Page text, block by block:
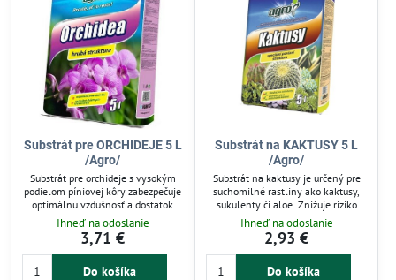
Substrát pre ORCHIDEJE 5 L
/Agro/
Substrát pre orchideje s vysokým
podielom píniovej kôry zabezpečuje
optimálnu vzdušnosť a dostatok
kyslíka pre koreňový systém.
Podporuje zdravý rast a výrazné
sfarbenie kvetov. Vhodný pre
všetky druhy orchideí, ideálny pre
pestovateľov aj hobby záhradkárov.
Ihneď na odoslanie
3,71 €
Do košíka
Substrát na KAKTUSY 5 L
/Agro/
Substrát na kaktusy je určený pre
suchomilné rastliny ako kaktusy,
sukulenty či aloe. Znižuje riziko
zahnívania koreňov vďaka poréznej
zmesi rašeliny, kremičitého piesku a
ílových granulátov. Ideálny pre
záhradkárov a pestovateľov
vyžadujúcich dobre priepustnú pôdu.
Ihneď na odoslanie
2,93 €
Do košíka